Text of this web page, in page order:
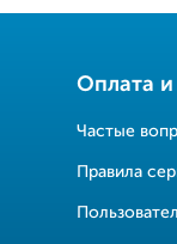
Оплата
Частые
Правила